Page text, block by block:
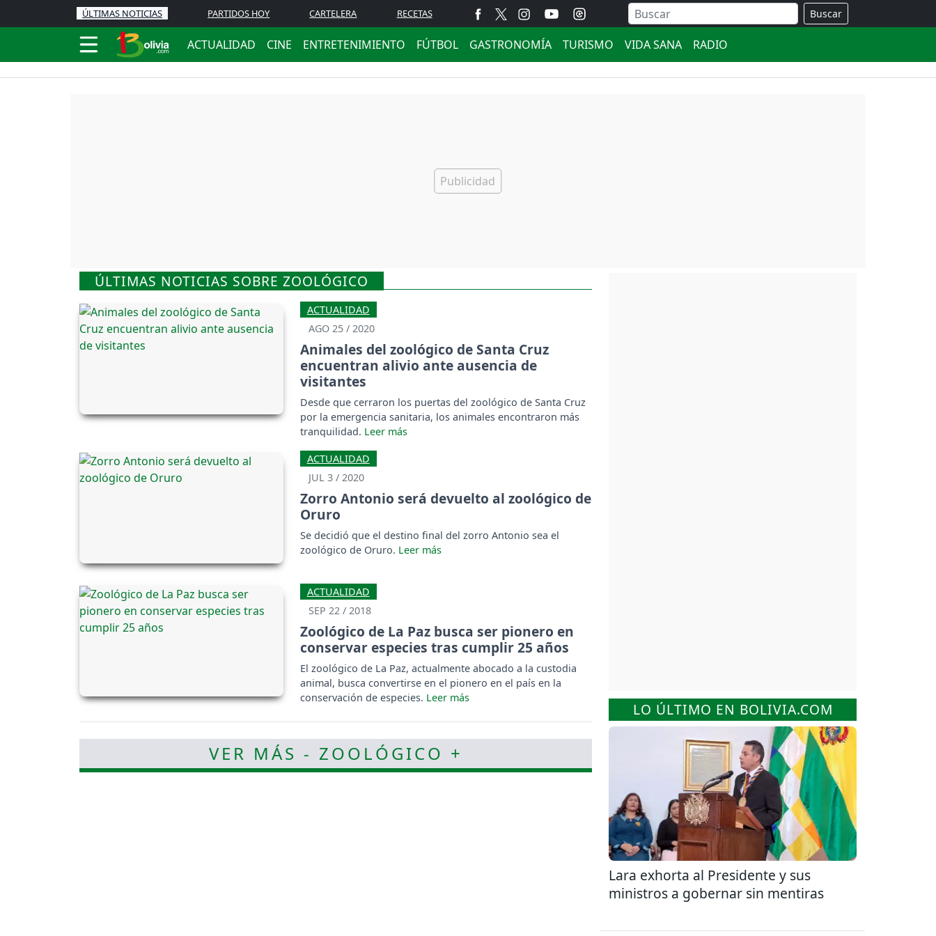
ÚLTIMAS NOTICIAS PARTIDOS HOY CARTELERA RECETAS Buscar
ACTUALIDAD CINE ENTRETENIMIENTO FÚTBOL GASTRONOMÍA TURISMO VIDA SANA RADIO
ÚLTIMAS NOTICIAS SOBRE ZOOLÓGICO
ACTUALIDAD
AGO 25 / 2020
Animales del zoológico de Santa Cruz
encuentran alivio ante ausencia de
visitantes
Desde que cerraron los puertas del zoológico de Santa Cruz
por la emergencia sanitaria, los animales encontraron más
tranquilidad.
ACTUALIDAD
JUL 3 / 2020
Zorro Antonio será devuelto al zoológico de
Oruro
Se decidió que el destino final del zorro Antonio sea el
zoológico de Oruro.
ACTUALIDAD
SEP 22 / 2018
Zoológico de La Paz busca ser pionero en
conservar especies tras cumplir 25 años
El zoológico de La Paz, actualmente abocado a la custodia
animal, busca convertirse en el pionero en el país en la
conservación de especies.
VER MÁS - ZOOLÓGICO +
LO ÚLTIMO EN BOLIVIA.COM
Lara exhorta al Presidente y sus
ministros a gobernar sin mentiras